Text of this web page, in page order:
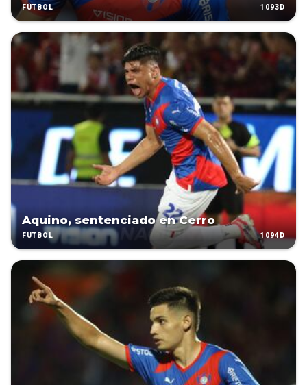
FÚTBOL 1093D
Aquino, sentenciado en Cerro
FÚTBOL 1094D